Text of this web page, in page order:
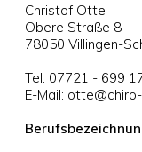
Christof Otte
Obere Straße 8
78050 Villingen-
Tel: 07721 - 699
E-Mail: